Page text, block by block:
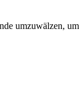
umzuwälzen,